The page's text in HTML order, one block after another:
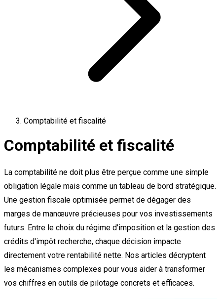
Comptabilité et fiscalité
Comptabilité et fiscalité
La comptabilité ne doit plus être perçue comme une simple
obligation légale mais comme un tableau de bord stratégique.
Une gestion fiscale optimisée permet de dégager des
marges de manœuvre précieuses pour vos investissements
futurs. Entre le choix du régime d'imposition et la gestion des
crédits d'impôt recherche, chaque décision impacte
directement votre rentabilité nette. Nos articles décryptent
les mécanismes complexes pour vous aider à transformer
vos chiffres en outils de pilotage concrets et efficaces.